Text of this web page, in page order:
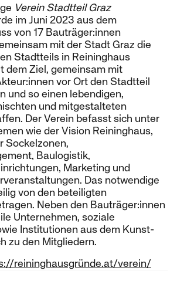
Verein Stadtteil Graz
im Juni 2023 aus dem
von 17 Bauträger:innen
mit der Stadt Graz die
Stadtteils in Reininghaus
dem Ziel, gemeinsam mit
vor Ort den Stadtteil
und so einen lebendigen,
und mitgestalteten
Der Verein befasst sich unter
wie der Vision Reininghaus,
Sockelzonen,
Baulogistik,
Marketing und
Das notwendige
von den beteiligten
Neben den Bauträger:innen
Unternehmen, soziale
Institutionen aus dem Kunst-
zu den Mitgliedern.
reininghausgründe.at/verein/